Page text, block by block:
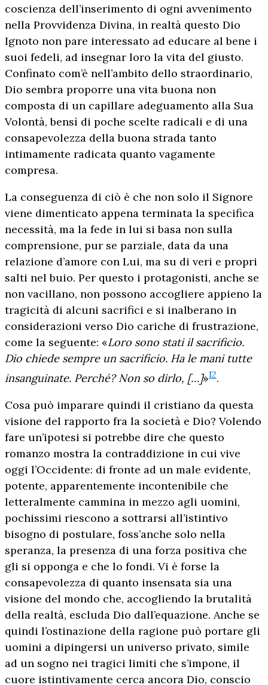
coscienza dell’inserimento di ogni avvenimento
nella Provvidenza Divina, in realtà questo Dio
Ignoto non pare interessato ad educare al bene i
suoi fedeli, ad insegnar loro la vita del giusto.
Confinato com’è nell’ambito dello straordinario,
Dio sembra proporre una vita buona non
composta di un capillare adeguamento alla Sua
Volontà, bensì di poche scelte radicali e di una
consapevolezza della buona strada tanto
intimamente radicata quanto vagamente
compresa.
La conseguenza di ciò è che non solo il Signore
viene dimenticato appena terminata la specifica
necessità, ma la fede in lui si basa non sulla
comprensione, pur se parziale, data da una
relazione d’amore con Lui, ma su di veri e propri
salti nel buio. Per questo i protagonisti, anche se
non vacillano, non possono accogliere appieno la
tragicità di alcuni sacrifici e si inalberano in
considerazioni verso Dio cariche di frustrazione,
come la seguente: «Loro sono stati il sacrificio.
Dio chiede sempre un sacrificio. Ha le mani tutte
insanguinate. Perché? Non so dirlo, […]»12.
Cosa può imparare quindi il cristiano da questa
visione del rapporto fra la società e Dio? Volendo
fare un’ipotesi si potrebbe dire che questo
romanzo mostra la contraddizione in cui vive
oggi l’Occidente: di fronte ad un male evidente,
potente, apparentemente incontenibile che
letteralmente cammina in mezzo agli uomini,
pochissimi riescono a sottrarsi all’istintivo
bisogno di postulare, foss’anche solo nella
speranza, la presenza di una forza positiva che
gli si opponga e che lo fondi. Vi è forse la
consapevolezza di quanto insensata sia una
visione del mondo che, accogliendo la brutalità
della realtà, escluda Dio dall’equazione. Anche se
quindi l’ostinazione della ragione può portare gli
uomini a dipingersi un universo privato, simile
ad un sogno nei tragici limiti che s’impone, il
cuore istintivamente cerca ancora Dio, conscio